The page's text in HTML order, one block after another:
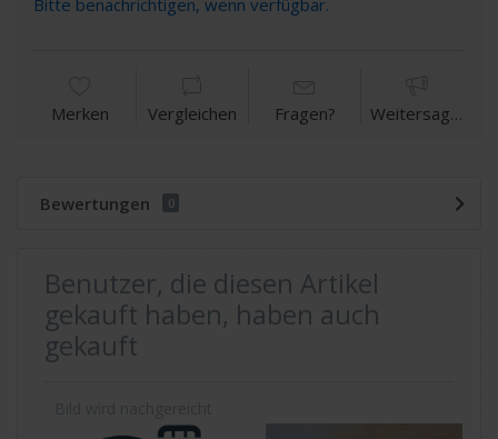
Merken Vergleichen Fragen? Weitersagen
Bewertungen 0
Benutzer, die diesen Artikel
gekauft haben, haben auch
gekauft